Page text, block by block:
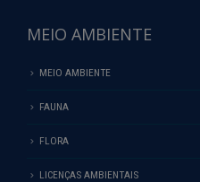
MEIO AMBIENTE
MEIO AMBIENTE
FAUNA
FLORA
LICENÇAS AMBIENTAIS